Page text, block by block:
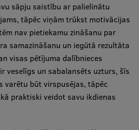
sāpju saistību ar palielinātu
tāpēc viņām trūkst motivācijas
nav pietiekamu zināšanu par
samazināšanu un iegūtā rezultāta
visas pētījuma dalībnieces
veselīgs un sabalansēts uzturs, šīs
varētu būt virspusējas, tāpēc
praktiski veidot savu ikdienas